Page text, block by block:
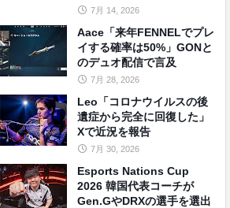
7月 14, 2026
Aace「来年FENNELでプレ
イする確率は50%」GONと
のデュオ配信で言及
7月 28, 2026
Leo「コロナウイルスの後
遺症から完全に回復した」
Xで近況を報告
7月 30, 2026
Esports Nations Cup
2026 韓国代表コーチが
Gen.GやDRXの選手を選出